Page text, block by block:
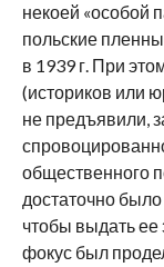
некоей «особой
польские
в 1939 г. При
(историков или
не предъявили,
общественного
достаточно
чтобы выдать ее
фокус был